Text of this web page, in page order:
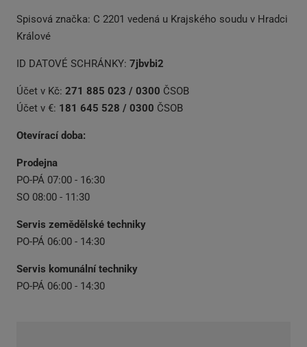
Spisová značka: C 2201 vedená u Krajského soudu v Hradci
Králové
ID DATOVÉ SCHRÁNKY: 7jbvbi2
Účet v Kč: 271 885 023 / 0300 ČSOB
Účet v €: 181 645 528 / 0300 ČSOB
Otevírací doba:
Prodejna
PO-PÁ 07:00 - 16:30
SO 08:00 - 11:30
Servis zemědělské techniky
PO-PÁ 06:00 - 14:30
Servis komunální techniky
PO-PÁ 06:00 - 14:30